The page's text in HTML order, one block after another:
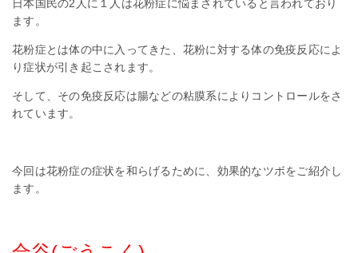
日本国民の2 人に１人は花粉症に悩まされていると言われており
ます。
花粉症とは体の中に入ってきた、花粉に対する体の免疫反応によ
り症状が引き起こされます。
そして、その免疫反応は腸などの粘膜系によりコントロールをさ
れています。
今回は花粉症の症状を和らげるために、効果的なツボをご紹介し
ます。